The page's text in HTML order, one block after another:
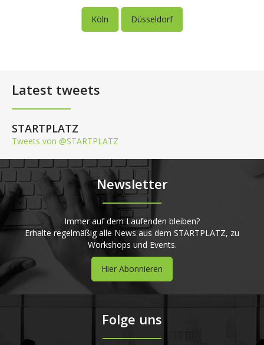
Köln Düsseldorf
Latest tweets
STARTPLATZ
Tweets von @STARTPLATZ
Newsletter
Immer auf dem Laufenden bleiben?
Erhalte regelmäßig alle News aus dem STARTPLATZ, zu
Workshops und Events.
Hier Abonnieren
Folge uns